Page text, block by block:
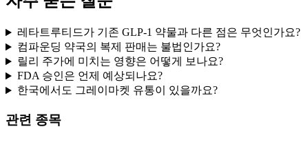
레타트루티드가 기존 GLP-1 약물과 다른 점은 무엇인가요?
컴파운딩 약국의 복제 판매는 불법인가요?
릴리 주가에 미치는 영향은 어떻게 보나요?
FDA 승인은 언제 예상되나요?
한국에서도 그레이마켓 유통이 있을까요?
관련 종목